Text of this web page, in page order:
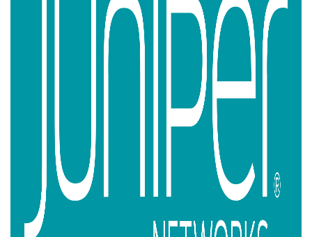
Height: 1 U
EX4100-24T switch (with no power
supply or fan module): 9.72 lb (4.41
EX4100-24P switch (with no
power supply or fan module): 10 lb
EX4100-48T switch (with no
power supply or fan module): 10 lb
EX4100-48P switch (with no
lb (4.66 kg)